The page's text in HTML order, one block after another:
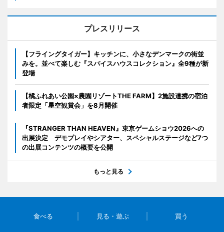
プレスリリース
【フライングタイガー】キッチンに、小さなデンマークの街並
みを。並べて楽しむ『スパイスハウスコレクション』全9種が新
登場
【橘ふれあい公園×農園リゾートTHE FARM】2施設連携の宿泊
者限定「星空観賞会」を8月開催
『STRANGER THAN HEAVEN』東京ゲームショウ2026への
出展決定 デモプレイやシアター、スペシャルステージなど7つ
の出展コンテンツの概要を公開
もっと見る
食べる 見る・遊ぶ 買う